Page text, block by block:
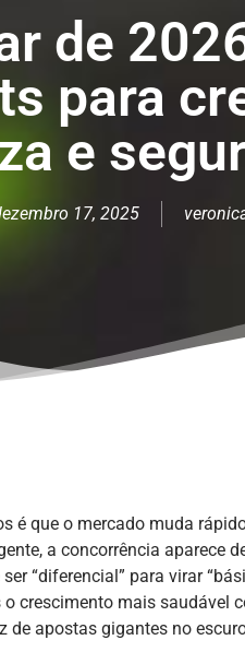
de
para
e
17, 2025
é que o mercado muda
a concorrência aparece
“diferencial” para virar
crescimento mais saudável
de apostas gigantes no